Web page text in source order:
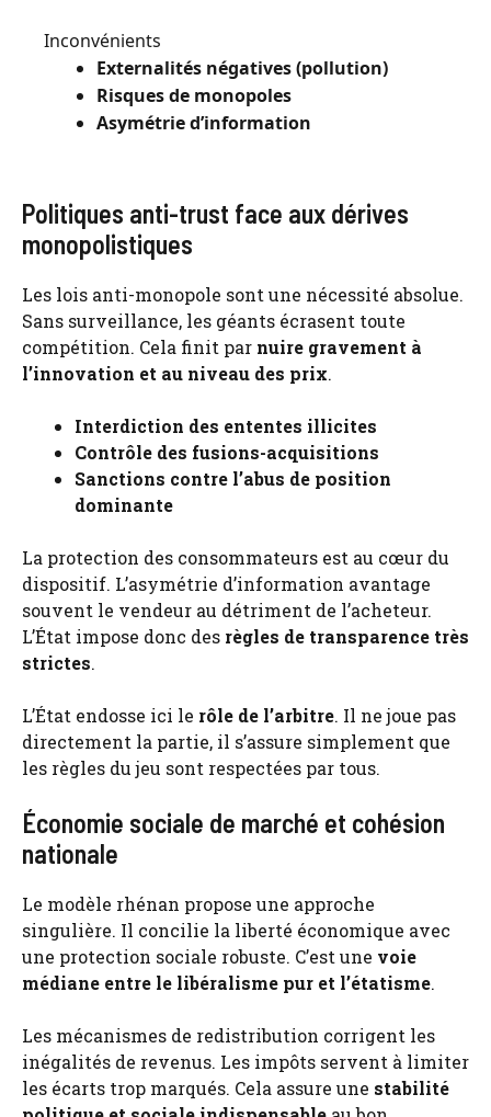
Inconvénients
Externalités négatives (pollution)
Risques de monopoles
Asymétrie d’information
Politiques anti-trust face aux dérives
monopolistiques
Les lois anti-monopole sont une nécessité absolue.
Sans surveillance, les géants écrasent toute
compétition. Cela finit par nuire gravement à
l’innovation et au niveau des prix.
Interdiction des ententes illicites
Contrôle des fusions-acquisitions
Sanctions contre l’abus de position
dominante
La protection des consommateurs est au cœur du
dispositif. L’asymétrie d’information avantage
souvent le vendeur au détriment de l’acheteur.
L’État impose donc des règles de transparence très
strictes.
L’État endosse ici le rôle de l’arbitre. Il ne joue pas
directement la partie, il s’assure simplement que
les règles du jeu sont respectées par tous.
Économie sociale de marché et cohésion
nationale
Le modèle rhénan propose une approche
singulière. Il concilie la liberté économique avec
une protection sociale robuste. C’est une voie
médiane entre le libéralisme pur et l’étatisme.
Les mécanismes de redistribution corrigent les
inégalités de revenus. Les impôts servent à limiter
les écarts trop marqués. Cela assure une stabilité